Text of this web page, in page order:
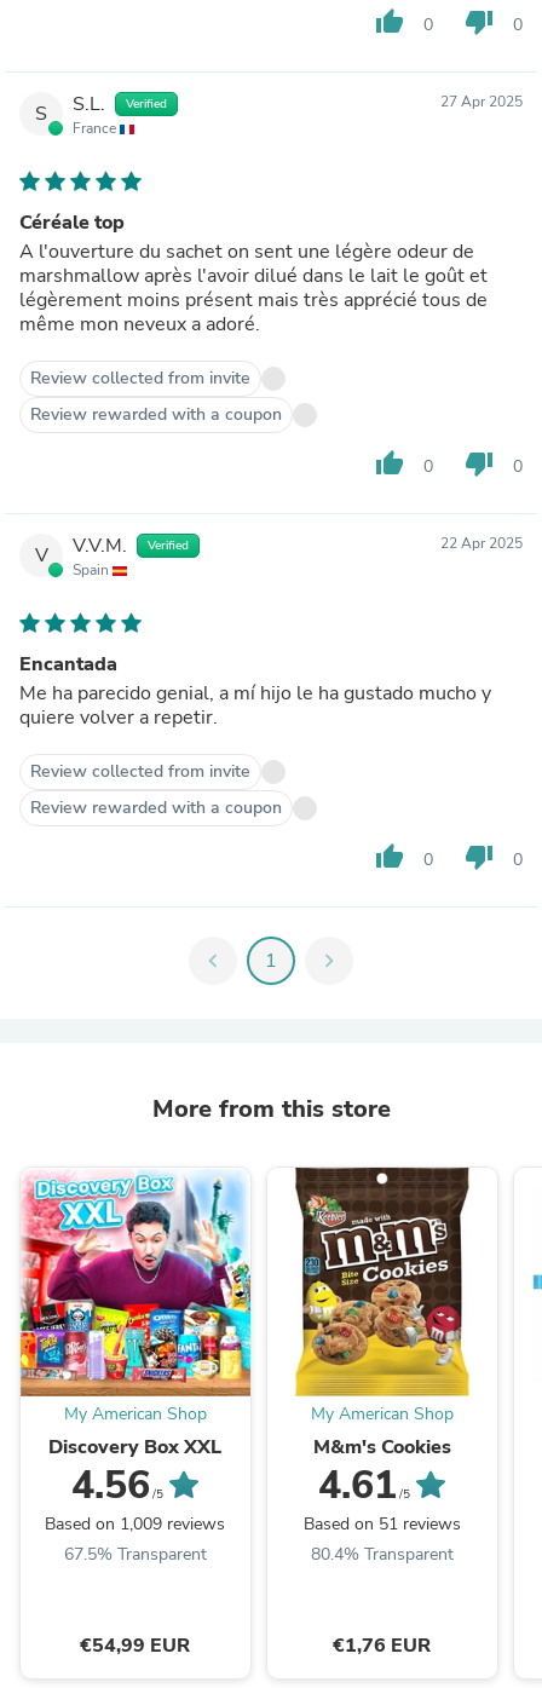
thumb_up 0 thumb_down 0
S S.L. Verified
France
27 Apr 2025
Céréale top
A l'ouverture du sachet on sent une légère odeur de
marshmallow après l'avoir dilué dans le lait le goût et
légèrement moins présent mais très apprécié tous de
même mon neveux a adoré.
Review collected from invite
Review rewarded with a coupon
thumb_up 0 thumb_down 0
V V.V.M. Verified
Spain
22 Apr 2025
Encantada
Me ha parecido genial, a mí hijo le ha gustado mucho y
quiere volver a repetir.
Review collected from invite
Review rewarded with a coupon
thumb_up 0 thumb_down 0
chevron_left 1 chevron_right
More from this store
My American Shop
Discovery Box XXL
4.56 /5
Based on 1,009 reviews
67.5% Transparent
€54,99 EUR
My American Shop
M&m's Cookies
4.61 /5
Based on 51 reviews
80.4% Transparent
€1,76 EUR